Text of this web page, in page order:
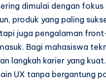
dimulai dengan
produk yang paling
juga pengalaman
Bagi mahasiswa
langkah karier yang
UX tanpa bergantung